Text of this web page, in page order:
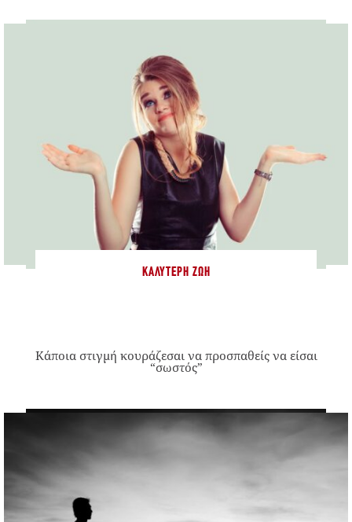
ΚΑΛΎΤΕΡΗ ΖΩΉ
Κάποια στιγμή κουράζεσαι να προσπαθείς να είσαι
“σωστός”